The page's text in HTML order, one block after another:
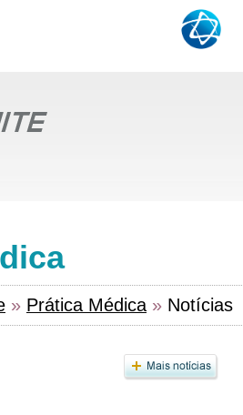
» Prática Médica » Notícias